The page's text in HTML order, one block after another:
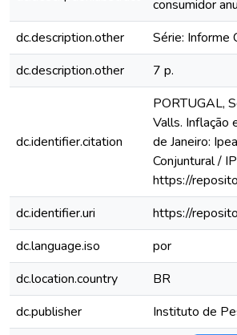
consumidor
dc.description.other
Série: Informe
dc.description.other
7 p.
dc.identifier.citation
PORTUGAL,
Valls. Inflação
de Janeiro:
Conjuntural /
https://
dc.identifier.uri
https://
dc.language.iso
por
dc.location.country
BR
dc.publisher
Instituto de